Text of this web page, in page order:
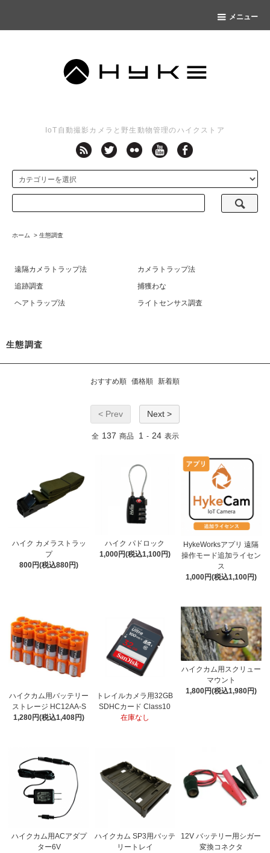
メニュー
IoT自動撮影カメラと野生動物管理のハイクストア
ホーム > 生態調査
遠隔カメラトラップ法
カメラトラップ法
追跡調査
捕獲わな
ヘアトラップ法
ライトセンサス調査
生態調査
おすすめ順 価格順 新着順
< Prev Next >
全 137 商品 1 - 24 表示
ハイク カメラストラッ
プ
800円(税込880円)
ハイク パドロック
1,000円(税込1,100円)
HykeWorksアプリ 遠隔
操作モード追加ライセン
ス
1,000円(税込1,100円)
ハイクカム用バッテリー
ストレージ HC12AA-S
1,280円(税込1,408円)
トレイルカメラ用32GB
SDHCカード Class10
在庫なし
ハイクカム用スクリュー
マウント
1,800円(税込1,980円)
ハイクカム用ACアダプ
ター6V
ハイクカム SP3用バッテ
リートレイ
12V バッテリー用シガー
変換コネクタ